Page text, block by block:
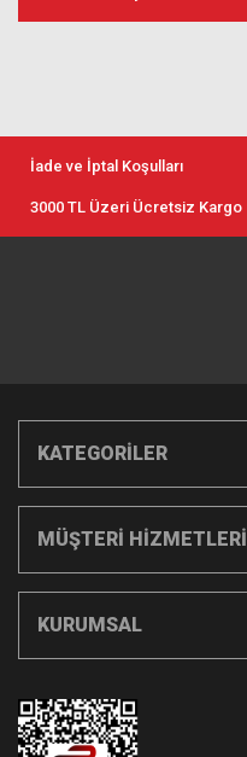
İade ve İptal Koşulları
3000 TL Üzeri Ücretsiz Kargo
KATEGORİLER
MÜŞTERİ HİZMETLERİ
KURUMSAL